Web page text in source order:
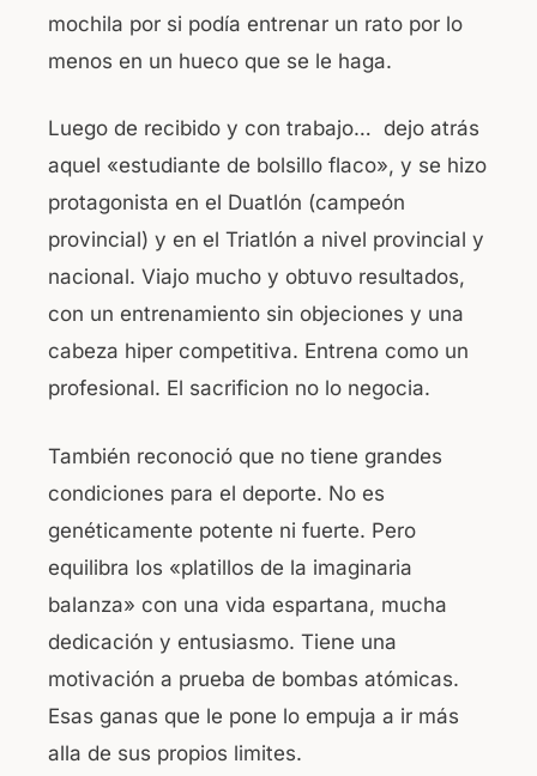
mochila por si podía entrenar un rato por lo
menos en un hueco que se le haga.
Luego de recibido y con trabajo… dejo atrás
aquel «estudiante de bolsillo flaco», y se hizo
protagonista en el Duatlón (campeón
provincial) y en el Triatlón a nivel provincial y
nacional. Viajo mucho y obtuvo resultados,
con un entrenamiento sin objeciones y una
cabeza hiper competitiva. Entrena como un
profesional. El sacrificion no lo negocia.
También reconoció que no tiene grandes
condiciones para el deporte. No es
genéticamente potente ni fuerte. Pero
equilibra los «platillos de la imaginaria
balanza» con una vida espartana, mucha
dedicación y entusiasmo. Tiene una
motivación a prueba de bombas atómicas.
Esas ganas que le pone lo empuja a ir más
alla de sus propios limites.